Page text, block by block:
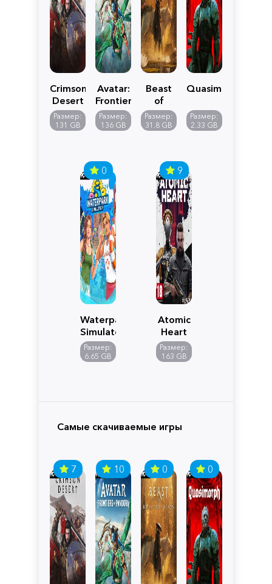
Crimson
Desert
Размер:
131 GB
Avatar:
Frontiers
of
Pandora
Размер:
136 GB
Beast
of
Reincarnation
Размер:
31.8 GB
Quasimorph
Размер:
2.33 GB
0
Waterpark
Simulator
Размер:
6.65 GB
9
Atomic
Heart
Размер:
163 GB
Самые скачиваемые игры
7 10 0 0